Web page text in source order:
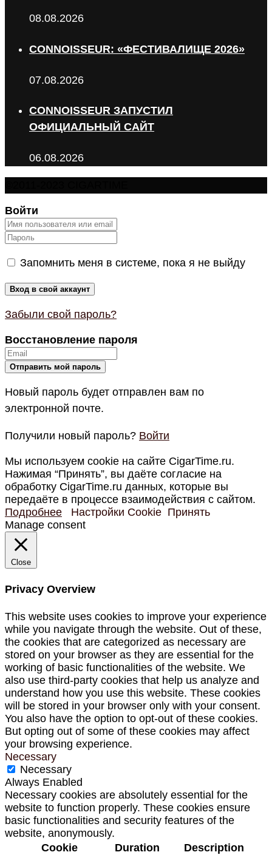
08.08.2026
CONNOISSEUR: «ФЕСТИВАЛИЩЕ 2026»
07.08.2026
CONNOISSEUR ЗАПУСТИЛ
ОФИЦИАЛЬНЫЙ САЙТ
06.08.2026
Войти
Запомнить меня в системе, пока я не выйду
Забыли свой пароль?
Восстановление пароля
Новый пароль будет отправлен вам по
электронной почте.
Получили новый пароль? Войти
Мы используем cookie на сайте CigarTime.ru.
Нажимая “Принять”, вы даёте согласие на
обработку CigarTime.ru данных, которые вы
передаёте в процессе взаимодействия с сайтом.
Подробнее
Настройки Cookie Принять
Manage consent
Close
Privacy Overview
This website uses cookies to improve your experience
while you navigate through the website. Out of these,
the cookies that are categorized as necessary are
stored on your browser as they are essential for the
working of basic functionalities of the website. We
also use third-party cookies that help us analyze and
understand how you use this website. These cookies
will be stored in your browser only with your consent.
You also have the option to opt-out of these cookies.
But opting out of some of these cookies may affect
your browsing experience.
Necessary
Necessary
Always Enabled
Necessary cookies are absolutely essential for the
website to function properly. These cookies ensure
basic functionalities and security features of the
website, anonymously.
Cookie
Duration Description